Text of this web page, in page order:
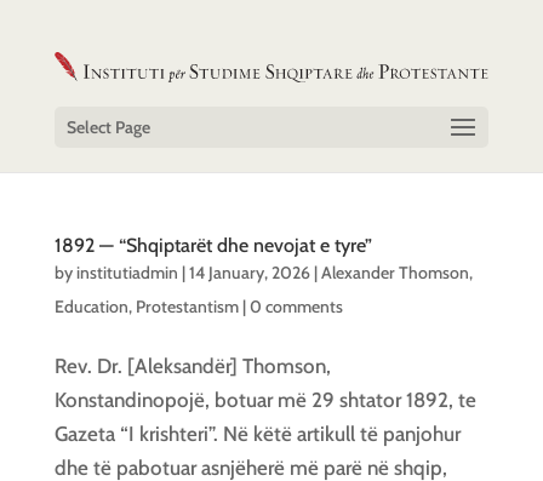
Select Page
1892 — “Shqiptarët dhe nevojat e tyre”
byinstitutiadmin |14 January, 2026|Alexander Thomson,
Education, Protestantism|0 comments
Rev. Dr. [Aleksandër] Thomson,
Konstandinopojë, botuar më 29 shtator 1892, te
Gazeta “I krishteri”. Në këtë artikull të panjohur
dhe të pabotuar asnjëherë më parë në shqip,